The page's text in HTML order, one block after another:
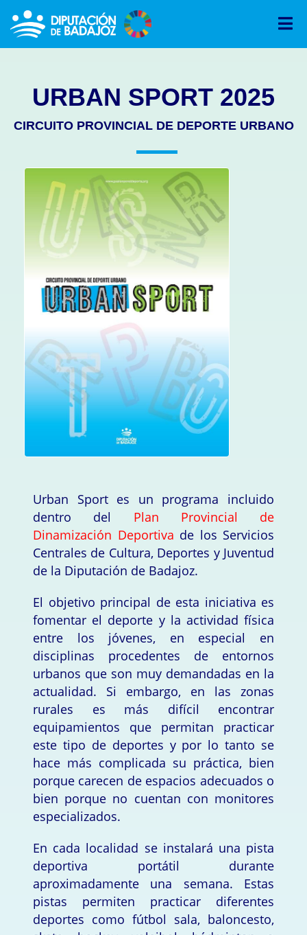
URBAN SPORT 2025
CIRCUITO PROVINCIAL DE DEPORTE URBANO
Urban Sport es un programa incluido
dentro del Plan Provincial de
Dinamización Deportiva de los Servicios
Centrales de Cultura, Deportes y Juventud
de la Diputación de Badajoz.
El objetivo principal de esta iniciativa es
fomentar el deporte y la actividad física
entre los jóvenes, en especial en
disciplinas procedentes de entornos
urbanos que son muy demandadas en la
actualidad. Si embargo, en las zonas
rurales es más difícil encontrar
equipamientos que permitan practicar
este tipo de deportes y por lo tanto se
hace más complicada su práctica, bien
porque carecen de espacios adecuados o
bien porque no cuentan con monitores
especializados.
En cada localidad se instalará una pista
deportiva portátil durante
aproximadamente una semana. Estas
pistas permiten practicar diferentes
deportes como fútbol sala, baloncesto,